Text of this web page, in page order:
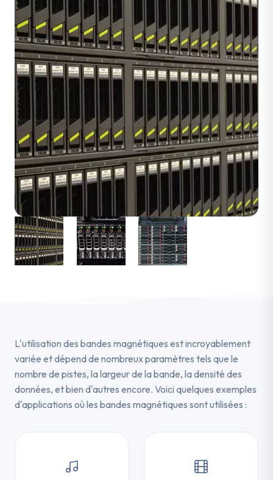
L'utilisation des bandes magnétiques est incroyablement
variée et dépend de nombreux paramètres tels que le
nombre de pistes, la largeur de la bande, la densité des
données, et bien d'autres encore. Voici quelques exemples
d'applications où les bandes magnétiques sont utilisées :